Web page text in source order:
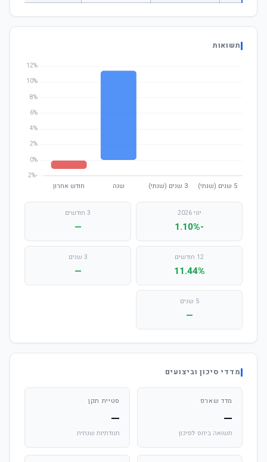
תשואות
יוני 2026
-1.10%
3 חודשים
—
12 חודשים
11.44%
3 שנים
—
5 שנים
—
מדדי סיכון וביצועים
מדד שארפ
—
תשואה ביחס לסיכון
סטיית תקן
—
תנודתיות שנתית